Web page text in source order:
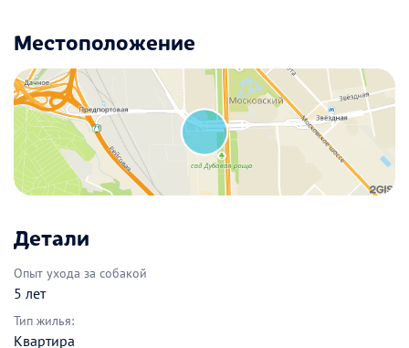
Местоположение
Детали
Опыт ухода за собакой
5 лет
Тип жилья:
Квартира